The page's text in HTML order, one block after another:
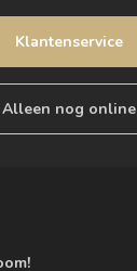
Klantenservice
Alleen nog online